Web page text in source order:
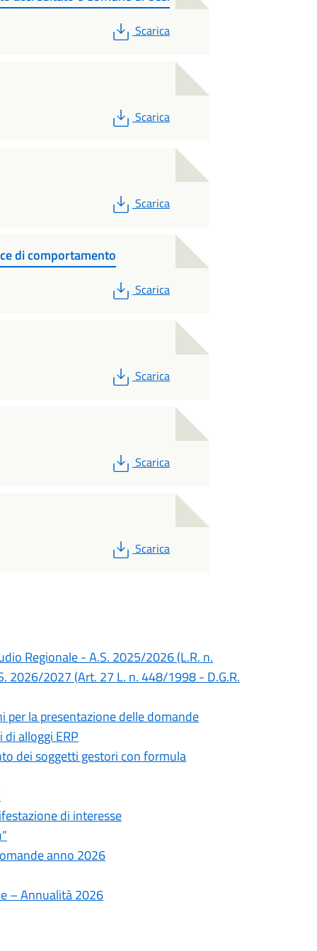
PDF
Scarica
PDF
Scarica
PDF
Scarica
di comportamento
PDF
Scarica
PDF
Scarica
PDF
Scarica
PDF
Scarica
Regionale - A.S. 2025/2026 (L.R. n.
2026/2027 (Art. 27 L. n. 448/1998 - D.G.R.
la presentazione delle domande
alloggi ERP
dei soggetti gestori con formula
di interesse
anno 2026
– Annualità 2026